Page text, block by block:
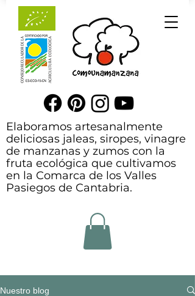
Elaboramos artesanalmente
deliciosas jaleas, siropes, vinagre
de manzanas y zumos con la
fruta ecológica que cultivamos
en la Comarca de los Valles
Pasiegos de Cantabria.
Nuestro blog